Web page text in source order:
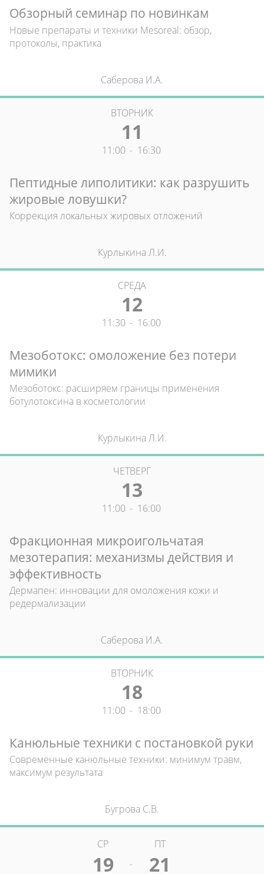
Обзорный семинар по новинкам
Новые препараты и техники Mesoreal: обзор,
протоколы, практика
Саберова И.А.
ВТОРНИК
11
11:00 - 16:30
Пептидные липолитики: как разрушить
жировые ловушки?
Коррекция локальных жировых отложений
Курлыкина Л.И.
СРЕДА
12
11:30 - 16:00
Мезоботокс: омоложение без потери
мимики
Мезоботокс: расширяем границы применения
ботулотоксина в косметологии
Курлыкина Л.И.
ЧЕТВЕРГ
13
11:00 - 16:00
Фракционная микроигольчатая
мезотерапия: механизмы действия и
эффективность
Дермапен: инновации для омоложения кожи и
редермализации
Саберова И.А.
ВТОРНИК
18
11:00 - 18:00
Канюльные техники с постановкой руки
Современные канюльные техники: минимум травм,
максимум результата
Бугрова С.В.
СР ПТ
19 - 21